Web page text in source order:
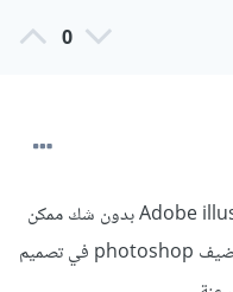
0
افضل برنامج في ذلك المجال هو Adobe illustrator بدون شك ممكن
تستغني عن اي برامج اخري ممكن نحتاج تضيف photoshop في تصميم